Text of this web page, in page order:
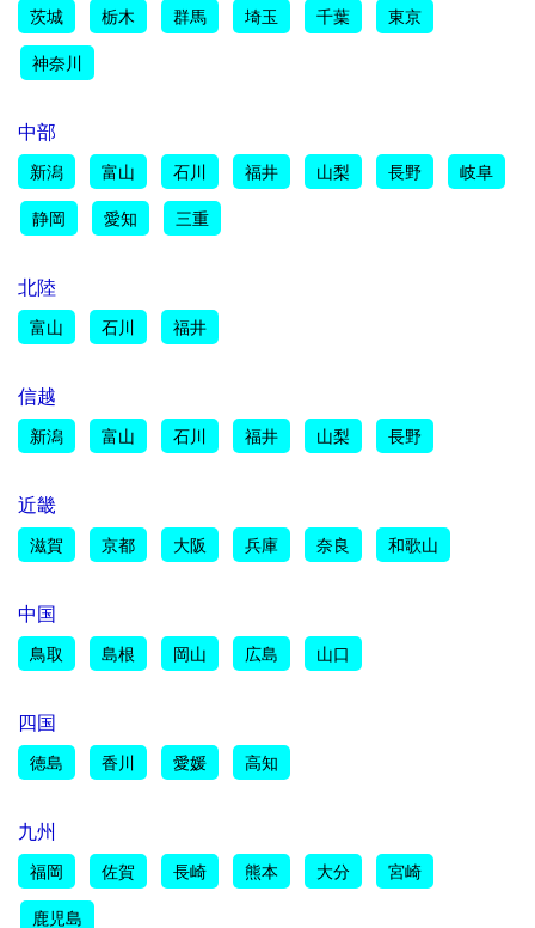
茨城 栃木 群馬 埼玉 千葉 東京
神奈川
中部
新潟 富山 石川 福井 山梨 長野 岐阜
静岡 愛知 三重
北陸
富山 石川 福井
信越
新潟 富山 石川 福井 山梨 長野
近畿
滋賀 京都 大阪 兵庫 奈良 和歌山
中国
鳥取 島根 岡山 広島 山口
四国
徳島 香川 愛媛 高知
九州
福岡 佐賀 長崎 熊本 大分 宮崎
鹿児島